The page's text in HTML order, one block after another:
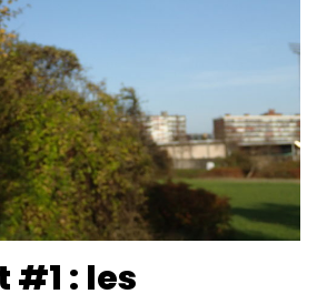
#1 : les